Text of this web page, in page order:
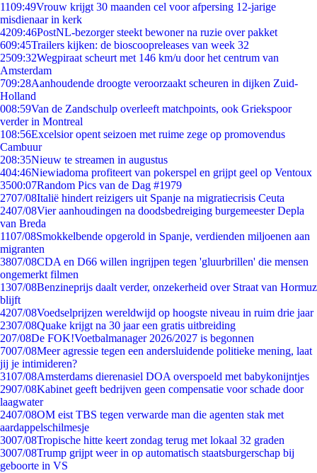
1109:49Vrouw krijgt 30 maanden cel voor afpersing 12-jarige
misdienaar in kerk
4209:46PostNL-bezorger steekt bewoner na ruzie over pakket
609:45Trailers kijken: de bioscoopreleases van week 32
2509:32Wegpiraat scheurt met 146 km/u door het centrum van
Amsterdam
709:28Aanhoudende droogte veroorzaakt scheuren in dijken Zuid-
Holland
008:59Van de Zandschulp overleeft matchpoints, ook Griekspoor
verder in Montreal
108:56Excelsior opent seizoen met ruime zege op promovendus
Cambuur
208:35Nieuw te streamen in augustus
404:46Niewiadoma profiteert van pokerspel en grijpt geel op Ventoux
3500:07Random Pics van de Dag #1979
2707/08Italië hindert reizigers uit Spanje na migratiecrisis Ceuta
2407/08Vier aanhoudingen na doodsbedreiging burgemeester Depla
van Breda
1107/08Smokkelbende opgerold in Spanje, verdienden miljoenen aan
migranten
3807/08CDA en D66 willen ingrijpen tegen 'gluurbrillen' die mensen
ongemerkt filmen
1307/08Benzineprijs daalt verder, onzekerheid over Straat van Hormuz
blijft
4207/08Voedselprijzen wereldwijd op hoogste niveau in ruim drie jaar
2307/08Quake krijgt na 30 jaar een gratis uitbreiding
207/08De FOK!Voetbalmanager 2026/2027 is begonnen
7007/08Meer agressie tegen een andersluidende politieke mening, laat
jij je intimideren?
3107/08Amsterdams dierenasiel DOA overspoeld met babykonijntjes
2907/08Kabinet geeft bedrijven geen compensatie voor schade door
laagwater
2407/08OM eist TBS tegen verwarde man die agenten stak met
aardappelschilmesje
3007/08Tropische hitte keert zondag terug met lokaal 32 graden
3007/08Trump grijpt weer in op automatisch staatsburgerschap bij
geboorte in VS